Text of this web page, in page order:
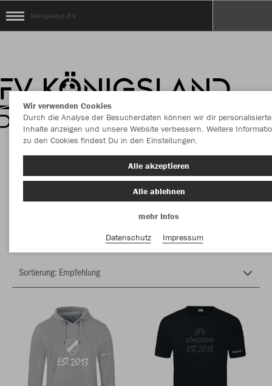
Königsland JFV
Herzlich Willkommen im Teamshop Königsland
JFV
Wir verwenden Cookies
Durch die Analyse der Besucherdaten können wir dir personalisierte
Inhalte anzeigen und unsere Website verbessern. Weitere
zu den Cookies findest Du in den Einstellungen.
Alle akzeptieren
Alle ablehnen
mehr Infos
Datenschutz
Impressum